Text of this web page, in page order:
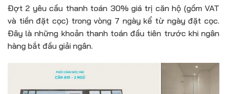
Đợt 2 yêu cầu thanh toán 30% giá trị căn hộ (gồm VAT
và tiền đặt cọc) trong vòng 7 ngày kể từ ngày đặt cọc.
Đây là những khoản thanh toán đầu tiên trước khi ngân
hàng bắt đầu giải ngân.